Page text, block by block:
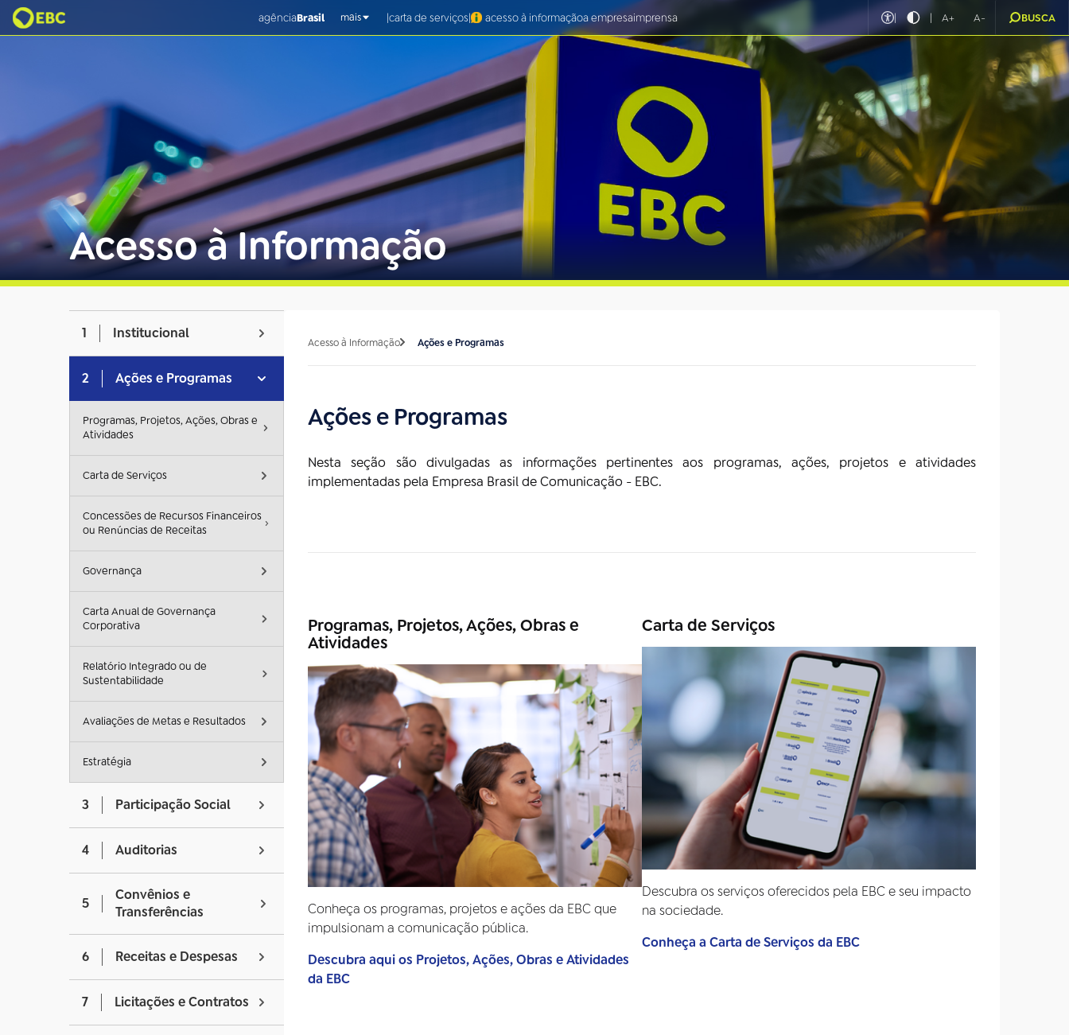
agênciaBrasil mais |carta de serviços| acesso à informaçãoa empresaimprensa | | A+ A- BUSCA
Acesso à Informação
1 Institucional
2 Ações e Programas
Programas, Projetos, Ações, Obras e
Atividades
Carta de Serviços
Concessões de Recursos Financeiros
ou Renúncias de Receitas
Governança
Carta Anual de Governança
Corporativa
Relatório Integrado ou de
Sustentabilidade
Avaliações de Metas e Resultados
Estratégia
3 Participação Social
4 Auditorias
5
Convênios e
Transferências
6 Receitas e Despesas
7 Licitações e Contratos
Acesso à Informação Ações e Programas
Ações e Programas
Nesta seção são divulgadas as informações pertinentes aos programas, ações, projetos e atividades
implementadas pela Empresa Brasil de Comunicação - EBC.
Programas, Projetos, Ações, Obras e
Atividades
Conheça os programas, projetos e ações da EBC que
impulsionam a comunicação pública.
Descubra aqui os Projetos, Ações, Obras e Atividades
da EBC
Carta de Serviços
Descubra os serviços oferecidos pela EBC e seu impacto
na sociedade.
Conheça a Carta de Serviços da EBC